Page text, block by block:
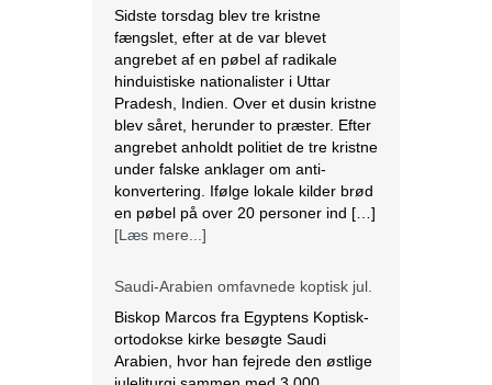
angrebet anholdt politiet de tre kristne
under falske anklager om anti-
konvertering. Ifølge lokale kilder brød
en pøbel på over 20 personer ind […]
[Læs mere...]
Saudi-Arabien omfavnede koptisk jul.
Biskop Marcos fra Egyptens Koptisk-
ortodokse kirke besøgte Saudi
Arabien, hvor han fejrede den østlige
juleliturgi sammen med 3.000
Dette var den første offentlige
julefejring anerkendt af den islamiske
nation, der er hjemsted for
pilgrimsfærdsstederne Mekka og
Medina. Marcos besøgte Saudi